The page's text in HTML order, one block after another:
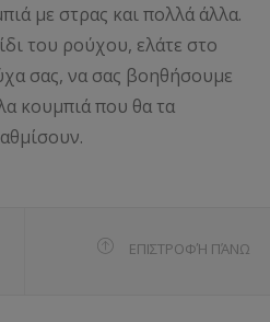
με στρας και πολλά άλλα.
του ρούχου, ελάτε στο
σας, να σας βοηθήσουμε
κουμπιά που θα τα
ΕΠΙΣΤΡΟΦΉ ΠΆΝΩ